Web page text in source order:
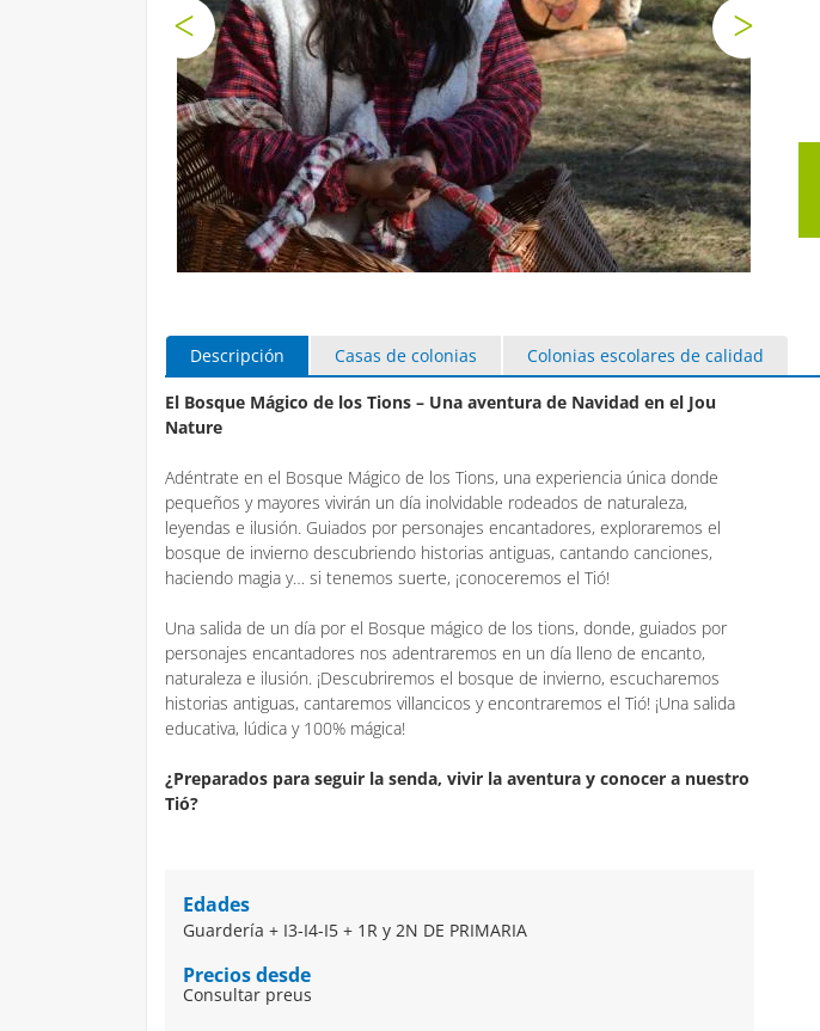
Descripción Casas de colonias Colonias escolares de calidad
El Bosque Mágico de los Tions – Una aventura de Navidad en el Jou
Nature
Adéntrate en el Bosque Mágico de los Tions, una experiencia única donde
pequeños y mayores vivirán un día inolvidable rodeados de naturaleza,
leyendas e ilusión. Guiados por personajes encantadores, exploraremos el
bosque de invierno descubriendo historias antiguas, cantando canciones,
haciendo magia y… si tenemos suerte, ¡conoceremos el Tió!
Una salida de un día por el Bosque mágico de los tions, donde, guiados por
personajes encantadores nos adentraremos en un día lleno de encanto,
naturaleza e ilusión. ¡Descubriremos el bosque de invierno, escucharemos
historias antiguas, cantaremos villancicos y encontraremos el Tió! ¡Una salida
educativa, lúdica y 100% mágica!
¿Preparados para seguir la senda, vivir la aventura y conocer a nuestro
Tió?
Edades
Guardería + I3-I4-I5 + 1R y 2N DE PRIMARIA
Precios desde
Consultar preus